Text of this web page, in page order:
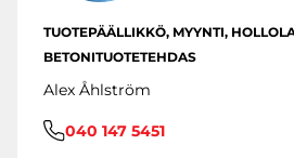
TUOTEPÄÄLLIKKÖ, MYYNTI,
BETONITUOTETEHDAS
Alex Åhlström
040 147 5451